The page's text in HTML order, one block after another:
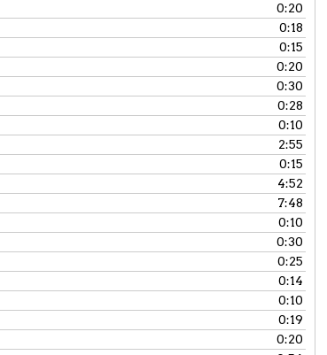
0:20
0:18
0:15
0:20
0:30
0:28
0:10
2:55
0:15
4:52
7:48
0:10
0:30
0:25
0:14
0:10
0:19
0:20